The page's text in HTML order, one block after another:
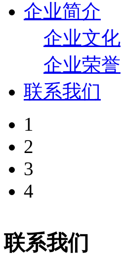
企业简介
企业文化
企业荣誉
联系我们
1
2
3
4
联系我们